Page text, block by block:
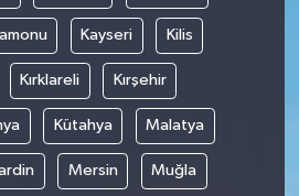
Kayseri Kilis
Kırklareli Kırşehir
Kütahya Malatya
Mersin Muğla